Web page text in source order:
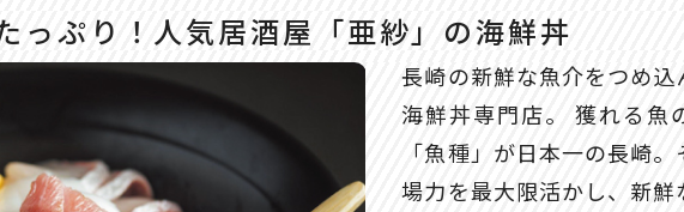
っぷり！人気居酒屋「亜紗」の海鮮丼
長崎の新鮮な魚介をつめ込
海鮮丼専門店。 獲れる魚
「魚種」が日本一の長崎
場力を最大限活かし、新鮮